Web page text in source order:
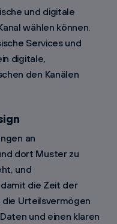
und digitale
wählen können.
Services und
digitale,
den Kanälen
an
dort Muster zu
und
die Zeit der
Urteilsvermögen
und einen klaren